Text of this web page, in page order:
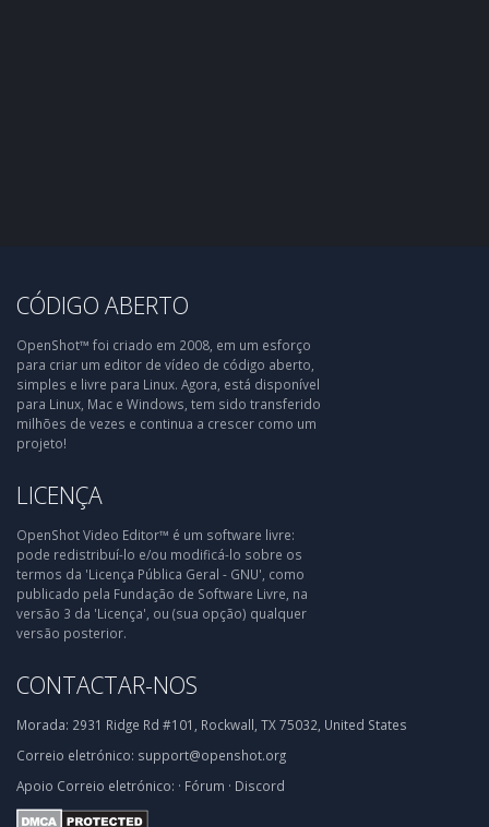
CÓDIGO ABERTO
OpenShot™ foi criado em 2008, em um esforço
para criar um editor de vídeo de código aberto,
simples e livre para Linux. Agora, está disponível
para Linux, Mac e Windows, tem sido transferido
milhões de vezes e continua a crescer como um
projeto!
LICENÇA
OpenShot Video Editor™ é um software livre:
pode redistribuí-lo e/ou modificá-lo sobre os
termos da 'Licença Pública Geral - GNU', como
publicado pela Fundação de Software Livre, na
versão 3 da 'Licença', ou (sua opção) qualquer
versão posterior.
CONTACTAR-NOS
Morada: 2931 Ridge Rd #101, Rockwall, TX 75032, United States
Correio eletrónico: support@openshot.org
Apoio Correio eletrónico: · Fórum · Discord